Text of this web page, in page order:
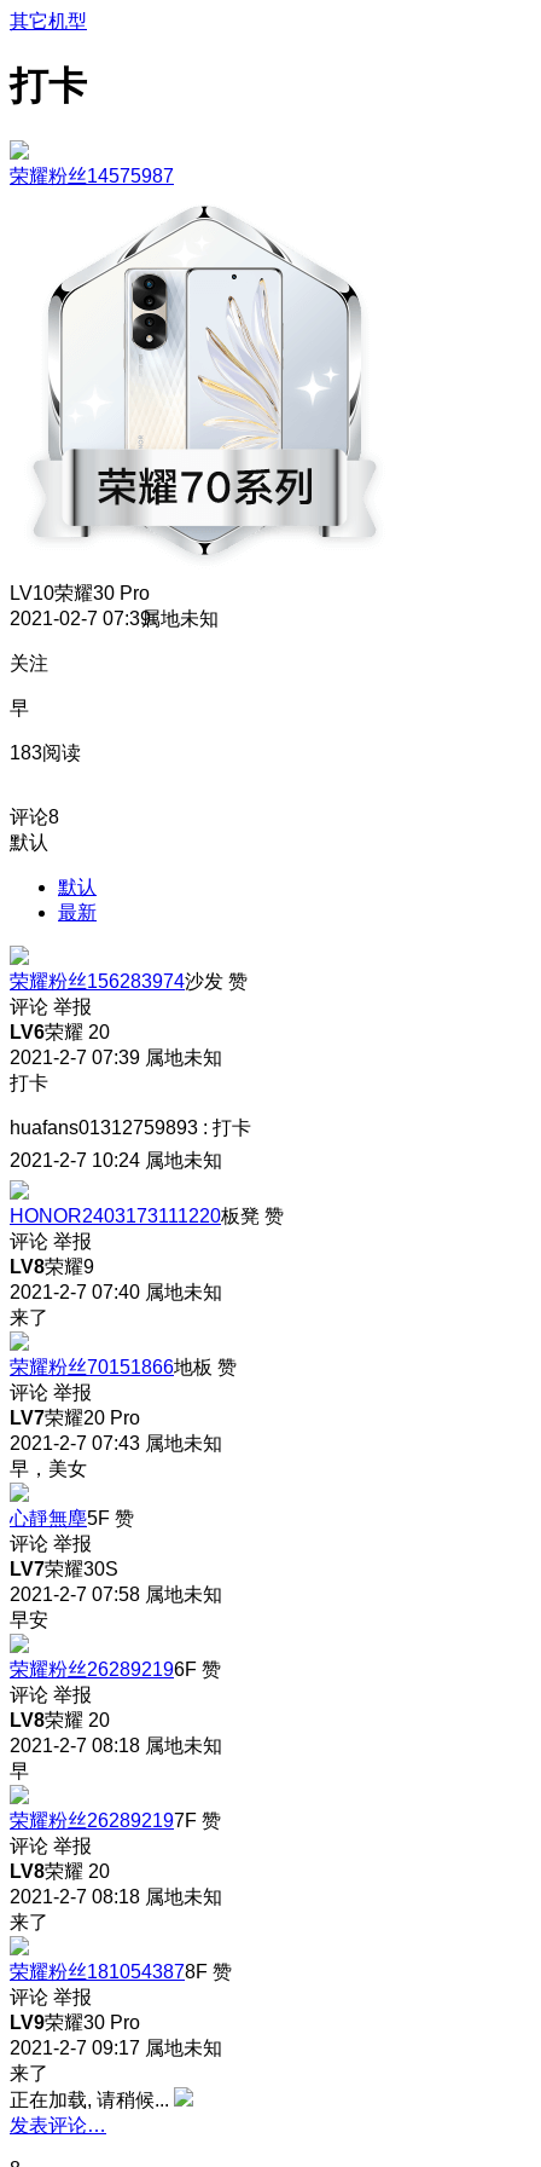
其它机型
打卡
荣耀粉丝14575987
LV10荣耀30 Pro
2021-02-7 07:39属地未知
关注
早
183阅读
评论8
默认
默认
最新
荣耀粉丝156283974沙发 赞
评论 举报
LV6荣耀 20
2021-2-7 07:39 属地未知
打卡
huafans01312759893 : 打卡
2021-2-7 10:24 属地未知
HONOR2403173111220板凳 赞
评论 举报
LV8荣耀9
2021-2-7 07:40 属地未知
来了
荣耀粉丝70151866地板 赞
评论 举报
LV7荣耀20 Pro
2021-2-7 07:43 属地未知
早，美女
心靜無塵5F 赞
评论 举报
LV7荣耀30S
2021-2-7 07:58 属地未知
早安
荣耀粉丝262892196F 赞
评论 举报
LV8荣耀 20
2021-2-7 08:18 属地未知
早
荣耀粉丝262892197F 赞
评论 举报
LV8荣耀 20
2021-2-7 08:18 属地未知
来了
荣耀粉丝1810543878F 赞
评论 举报
LV9荣耀30 Pro
2021-2-7 09:17 属地未知
来了
正在加载, 请稍候...
发表评论…